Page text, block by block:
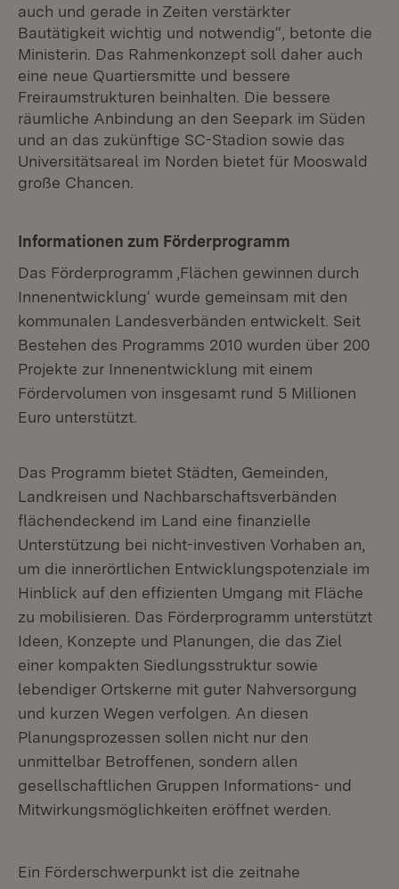
auch und gerade in Zeiten verstärkter
Bautätigkeit wichtig und notwendig“, betonte die
Ministerin. Das Rahmenkonzept soll daher auch
eine neue Quartiersmitte und bessere
Freiraumstrukturen beinhalten. Die bessere
räumliche Anbindung an den Seepark im Süden
und an das zukünftige SC-Stadion sowie das
Universitätsareal im Norden bietet für Mooswald
große Chancen.
Informationen zum Förderprogramm
Das Förderprogramm ‚Flächen gewinnen durch
Innenentwicklung‘ wurde gemeinsam mit den
kommunalen Landesverbänden entwickelt. Seit
Bestehen des Programms 2010 wurden über 200
Projekte zur Innenentwicklung mit einem
Fördervolumen von insgesamt rund 5 Millionen
Euro unterstützt.
Das Programm bietet Städten, Gemeinden,
Landkreisen und Nachbarschaftsverbänden
flächendeckend im Land eine finanzielle
Unterstützung bei nicht-investiven Vorhaben an,
um die innerörtlichen Entwicklungspotenziale im
Hinblick auf den effizienten Umgang mit Fläche
zu mobilisieren. Das Förderprogramm unterstützt
Ideen, Konzepte und Planungen, die das Ziel
einer kompakten Siedlungsstruktur sowie
lebendiger Ortskerne mit guter Nahversorgung
und kurzen Wegen verfolgen. An diesen
Planungsprozessen sollen nicht nur den
unmittelbar Betroffenen, sondern allen
gesellschaftlichen Gruppen Informations- und
Mitwirkungsmöglichkeiten eröffnet werden.
Ein Förderschwerpunkt ist die zeitnahe